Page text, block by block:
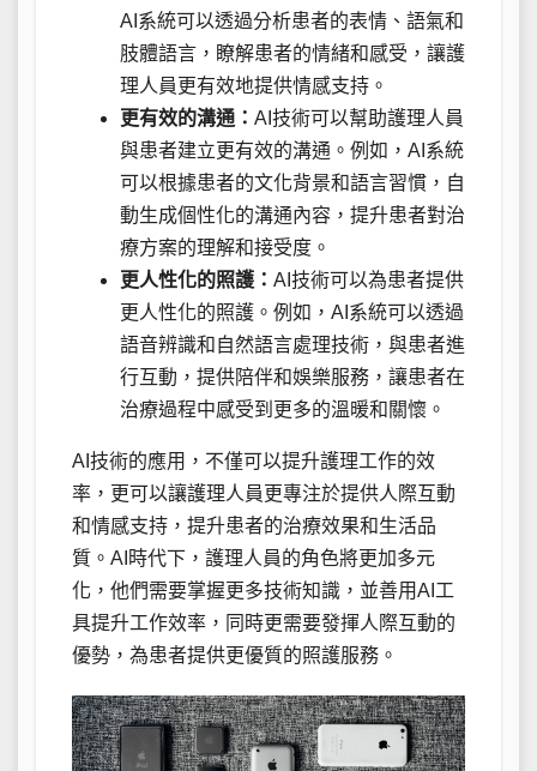
AI系統可以透過分析患者的表情、語氣和
肢體語言，瞭解患者的情緒和感受，讓護
理人員更有效地提供情感支持。
更有效的溝通： AI技術可以幫助護理人員
與患者建立更有效的溝通。例如，AI系統
可以根據患者的文化背景和語言習慣，自
動生成個性化的溝通內容，提升患者對治
療方案的理解和接受度。
更人性化的照護： AI技術可以為患者提供
更人性化的照護。例如，AI系統可以透過
語音辨識和自然語言處理技術，與患者進
行互動，提供陪伴和娛樂服務，讓患者在
治療過程中感受到更多的溫暖和關懷。
AI技術的應用，不僅可以提升護理工作的效
率，更可以讓護理人員更專注於提供人際互動
和情感支持，提升患者的治療效果和生活品
質。AI時代下，護理人員的角色將更加多元
化，他們需要掌握更多技術知識，並善用AI工
具提升工作效率，同時更需要發揮人際互動的
優勢，為患者提供更優質的照護服務。